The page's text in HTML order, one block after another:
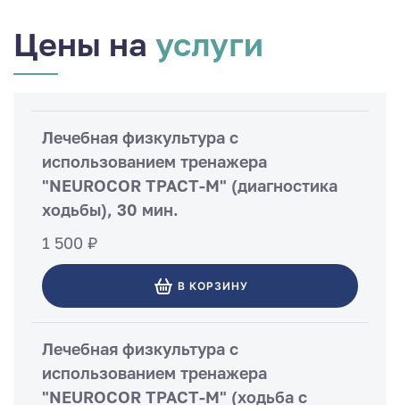
Цены на услуги
Лечебная физкультура с
использованием тренажера
"NEUROCOR ТРАСТ-М" (диагностика
ходьбы), 30 мин.
1 500 ₽
В КОРЗИНУ
Лечебная физкультура с
использованием тренажера
"NEUROCOR ТРАСТ-М" (ходьба с